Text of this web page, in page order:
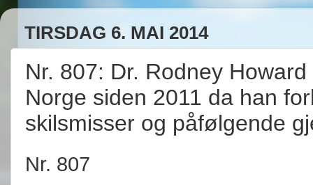
TIRSDAG 6. MAI 2014
Nr. 807: Dr. Rodney
Norge siden 2011 da han
skilsmisser og påfølgende
Nr. 807